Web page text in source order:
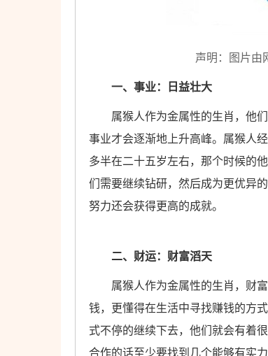
声明：图片由
一、事业：日益壮大
属猴人作为金属性的生肖，他们
事业才会逐渐地上升高峰。属猴人
多半在二十五岁左右，那个时候的
们需要继续钻研，然后成为更优异
努力还会获得更高的成就。
二、财运：财富滔天
属猴人作为金属性的生肖，财富
钱，更懂得在生活中寻找赚钱的方
式不停的继续下去，他们就会有着
合作的话至少要找到几个能够有实